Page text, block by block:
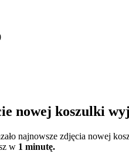
nowej koszulki
najnowsze zdjęcia nowej
w 1 minutę.